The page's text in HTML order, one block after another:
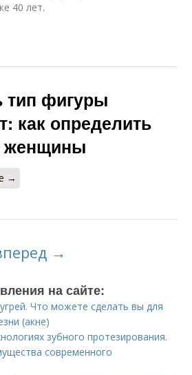
40 лет.
тип фигуры
как определить
женщины
→
→
на сайте:
Что можете сделать вы для
(акне)
зубного протезирования.
современного